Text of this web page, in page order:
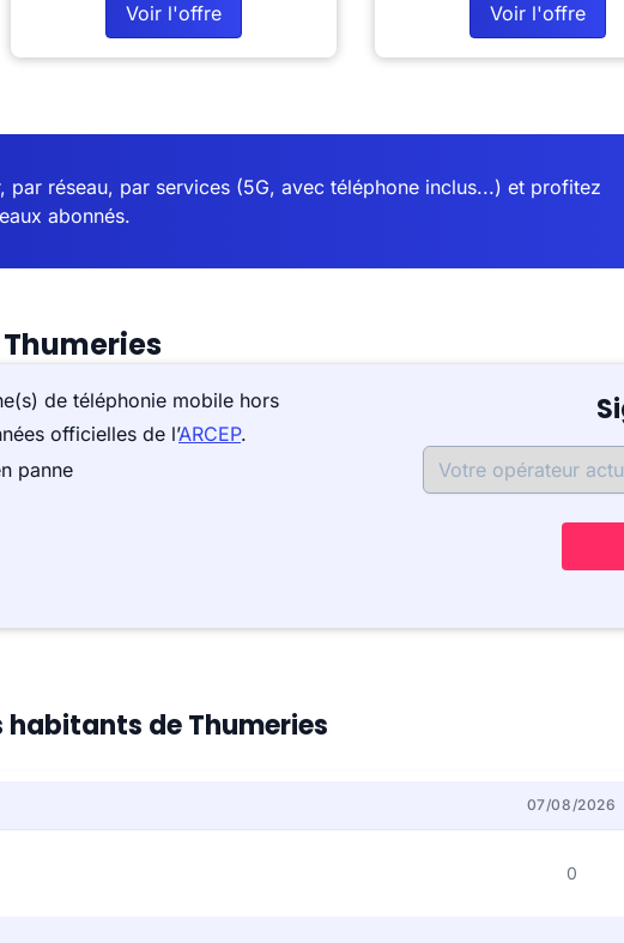
Voir l'offre Voir l'offre
réseau, par services (5G, avec téléphone inclus...) et profitez
abonnés.
de téléphonie mobile hors
officielles de l’ARCEP.
panne
habitants de Thumeries
07/08/2026
0